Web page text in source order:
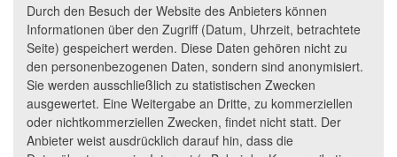
Durch den Besuch der Website des Anbieters können
Informationen über den Zugriff (Datum, Uhrzeit, betrachtete
Seite) gespeichert werden. Diese Daten gehören nicht zu
den personenbezogenen Daten, sondern sind anonymisiert.
Sie werden ausschließlich zu statistischen Zwecken
ausgewertet. Eine Weitergabe an Dritte, zu kommerziellen
oder nichtkommerziellen Zwecken, findet nicht statt. Der
Anbieter weist ausdrücklich darauf hin, dass die